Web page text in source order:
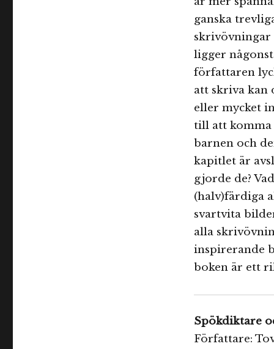
ganska
skrivövningar
ligger
författaren
att skriva kan
eller mycket
till att komma
barnen och
kapitlet är
gjorde de?
(halv)färdiga
svartvita
alla
inspirerande
boken är ett
Spökdiktare
Författare: